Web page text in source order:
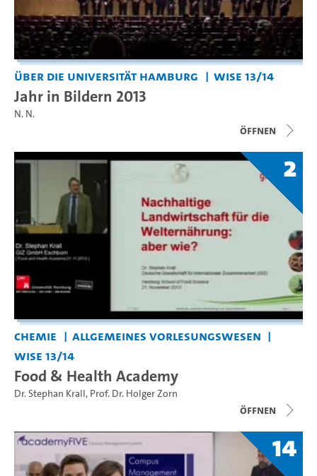
Über die Universität Hamburg WiSe 13/14
Jahr in Bildern 2013
N. N.
Öffnen
2
Chemie
Allgemeines Vorlesungswesen
WiSe 13/14
Food & Health Academy
Dr. Stephan Krall, Prof. Dr. Holger Zorn
Öffnen
14